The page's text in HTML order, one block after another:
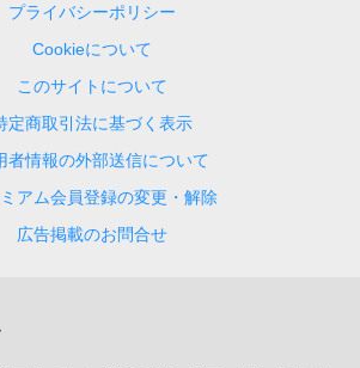
プライバシーポリシー
Cookieについて
このサイトについて
定商取引法に基づく表示
者情報の外部送信について
アム会員登録の変更・解除
広告掲載のお問合せ